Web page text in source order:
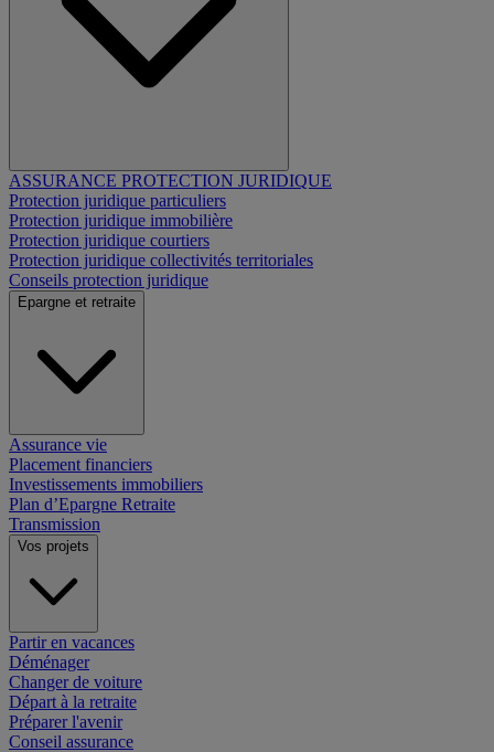
ASSURANCE PROTECTION JURIDIQUE
Protection juridique particuliers
Protection juridique immobilière
Protection juridique courtiers
Protection juridique collectivités territoriales
Conseils protection juridique
Epargne et retraite
Assurance vie
Placement financiers
Investissements immobiliers
Plan d’Epargne Retraite
Transmission
Vos projets
Partir en vacances
Déménager
Changer de voiture
Départ à la retraite
Préparer l'avenir
Conseil assurance